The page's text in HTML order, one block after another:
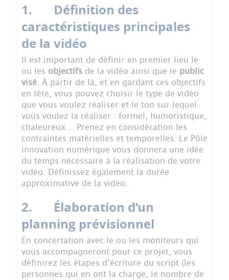
1. Définition des
caractéristiques principales
de la vidéo
Il est important de définir en premier lieu le
ou les objectifs de la vidéo ainsi que le public
visé. À partir de là, et en gardant ces objectifs
en tête, vous pouvez choisir le type de vidéo
que vous voulez réaliser et le ton sur lequel
vous voulez la réaliser : formel, humoristique,
chaleureux… Prenez en considération les
contraintes matérielles et temporelles. Le Pôle
innovation numérique vous donnera une idée
du temps nécessaire à la réalisation de votre
vidéo. Définissez également la durée
approximative de la vidéo.
2. Élaboration d’un
planning prévisionnel
En concertation avec le ou les moniteurs qui
vous accompagneront pour ce projet, vous
définirez les étapes d’écriture du script (les
personnes qui en ont la charge, le nombre de